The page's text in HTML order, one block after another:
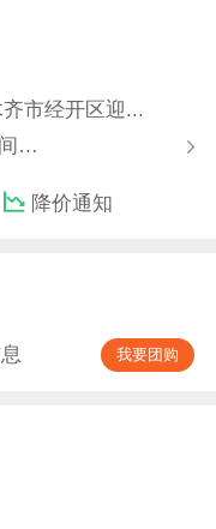
市经开区迎...
…
降价通知
我要团购